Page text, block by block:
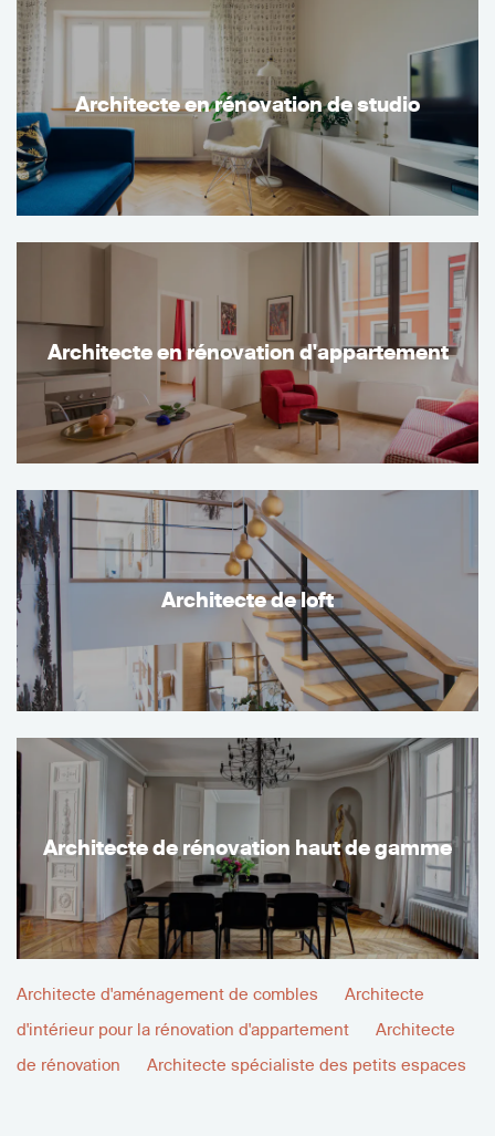
Architecte en rénovation de studio
Architecte en rénovation d'appartement
Architecte de loft
Architecte de rénovation haut de gamme
Architecte d'aménagement de combles
Architecte
d'intérieur pour la rénovation d'appartement
Architecte
de rénovation
Architecte spécialiste des petits espaces